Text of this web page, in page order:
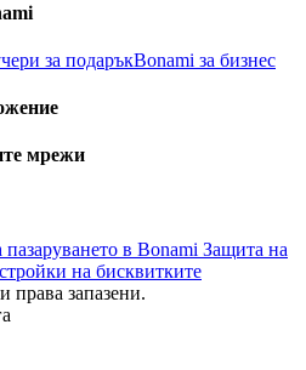
за подаръкBonami за бизнес
мрежи
пазаруването в Bonami Защита на
на бисквитките
права запазени.